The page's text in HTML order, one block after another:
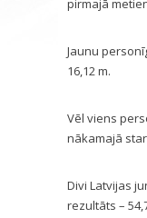
pirmajā
Jaunu
16,12 m.
Vēl viens
nākamajā
Divi Latvijas
rezultāts –